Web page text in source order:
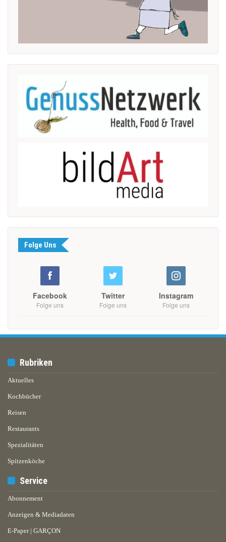
Folge Uns
Facebook
Folge uns
Twitter
Folge uns
Instagram
Folge uns
Rubriken
Aktuelles
Kochbücher
Reisen
Restaurants
Spezialitäten
Spitzenköche
Service
Abonnement
Anzeigen & Mediadaten
E-Paper | GARÇON